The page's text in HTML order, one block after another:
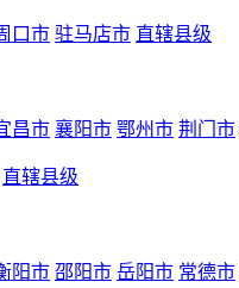
口市 驻马店市 直辖县级
昌市 襄阳市 鄂州市 荆门市
直辖县级
阳市 邵阳市 岳阳市 常德市